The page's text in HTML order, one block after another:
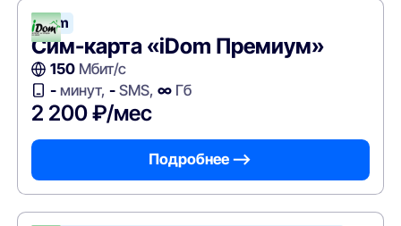
iDom
Сим-карта «iDom Премиум»
150Мбит/с
-минут, -SMS, ∞Гб
2 200 ₽/мес
Подробнее —>